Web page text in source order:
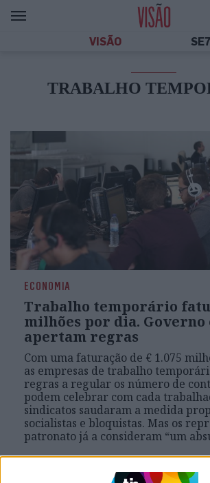
VISÃO
TRABALHO
ECONOMIA
Trabalho temporário
milhões por dia. Governo
apertam regras
Com uma faturação de € 1.075
as empresas de trabalho
regras a regular os número de
podem celebrar com cada
sindicatos saudaram a medida
socialistas e bloquistas. Mas os
patronato já a consideram “um